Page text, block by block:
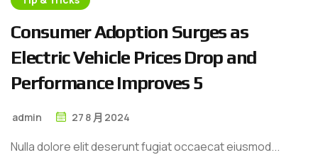
ConsumerAdoption Surges as
ElectricVehicle Prices Drop and
Performance Improves 5
admin 27 8 月 2024
Nulla dolore elit deserunt fugiat occaecat eiusmod...